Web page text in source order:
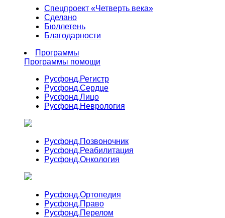
Спецпроект «Четверть века»
Сделано
Бюллетень
Благодарности
Программы
Программы помощи
Русфонд.Регистр
Русфонд.Сердце
Русфонд.Лицо
Русфонд.Неврология
Русфонд.Позвоночник
Русфонд.Реабилитация
Русфонд.Онкология
Русфонд.Ортопедия
Русфонд.Право
Русфонд.Перелом